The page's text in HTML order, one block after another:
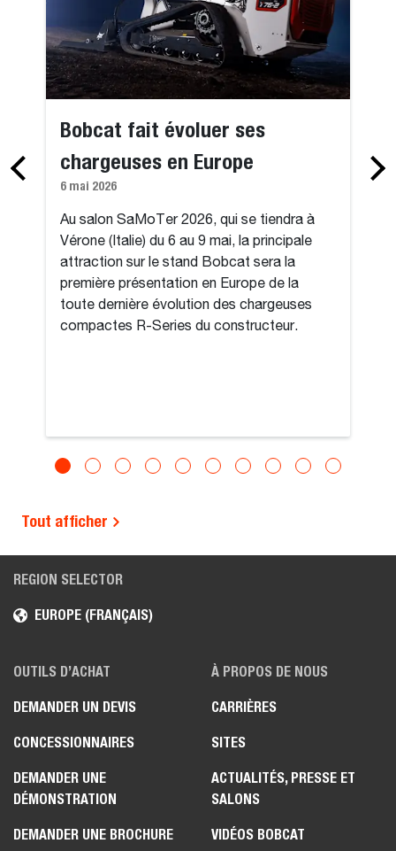
Bobcat fait évoluer ses
chargeuses en Europe
6 mai 2026
Au salon SaMoTer 2026, qui se tiendra à
Vérone (Italie) du 6 au 9 mai, la principale
attraction sur le stand Bobcat sera la
première présentation en Europe de la
toute dernière évolution des chargeuses
compactes R-Series du constructeur.
Tout afficher
REGION SELECTOR
EUROPE (FRANÇAIS)
OUTILS D’ACHAT
DEMANDER UN DEVIS
CONCESSIONNAIRES
DEMANDER UNE
DÉMONSTRATION
DEMANDER UNE BROCHURE
À PROPOS DE NOUS
CARRIÈRES
SITES
ACTUALITÉS, PRESSE ET
SALONS
VIDÉOS BOBCAT